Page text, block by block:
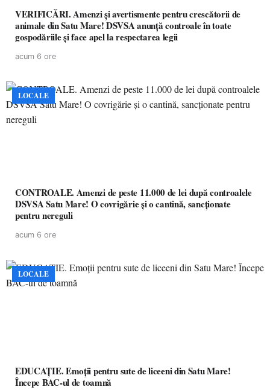
VERIFICĂRI. Amenzi și avertismente pentru crescătorii de
animale din Satu Mare! DSVSA anunță controale în toate
gospodăriile și face apel la respectarea legii
acum 6 ore
LOCALE
CONTROALE. Amenzi de peste 11.000 de lei după controalele
DSVSA Satu Mare! O covrigărie și o cantină, sancționate
pentru nereguli
acum 6 ore
LOCALE
EDUCAȚIE. Emoții pentru sute de liceeni din Satu Mare!
Începe BAC-ul de toamnă